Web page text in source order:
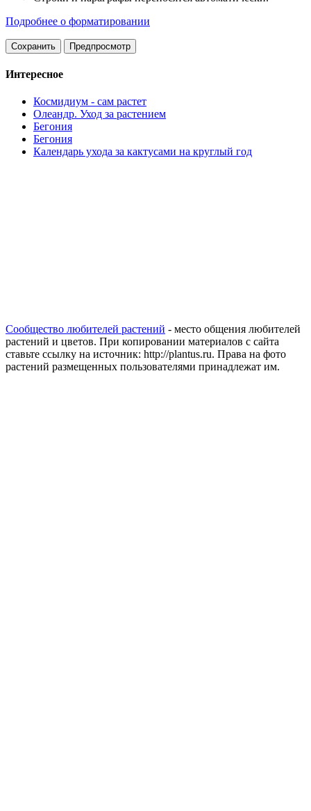
Подробнее о форматировании
Интересное
Космидиум - сам растет
Олеандр. Уход за растением
Бегония
Бегония
Календарь ухода за кактусами на круглый год
Сообщество любителей растений - место общения любителей
растений и цветов. При копировании материалов с сайта
ставьте ссылку на источник: http://plantus.ru. Права на фото
растений размещенных пользователями принадлежат им.